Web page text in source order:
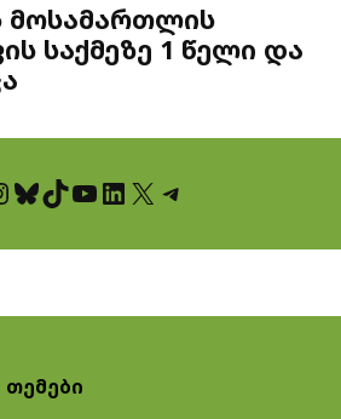
მოსამართლის
საქმეზე 1 წელი და
Bluesky TikTok YouTube LinkedIn X Telegram
თემები